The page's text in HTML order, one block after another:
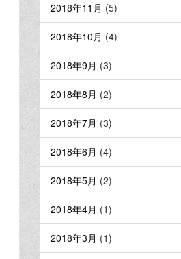
2018年11月 (5)
2018年10月 (4)
2018年9月 (3)
2018年8月 (2)
2018年7月 (3)
2018年6月 (4)
2018年5月 (2)
2018年4月 (1)
2018年3月 (1)